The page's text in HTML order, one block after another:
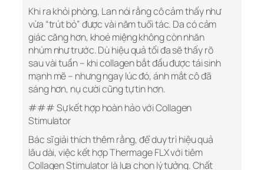
Khi ra khỏi phòng, Lan nói rằng cô cảm thấy như
vừa “trút bỏ” được vài năm tuổi tác. Da có cảm
giác căng hơn, khoé miệng không còn nhăn
nhúm như trước. Dù hiệu quả tối đa sẽ thấy rõ
sau vài tuần – khi collagen bắt đầu được tái sinh
mạnh mẽ – nhưng ngay lúc đó, ánh mắt cô đã
sáng hơn, nụ cười cũng tự tin hơn.
### Sự kết hợp hoàn hảo với Collagen
Stimulator
Bác sĩ giải thích thêm rằng, để duy trì hiệu quả
lâu dài, việc kết hợp Thermage FLX với tiêm
Collagen Stimulator là lựa chọn lý tưởng. Chất